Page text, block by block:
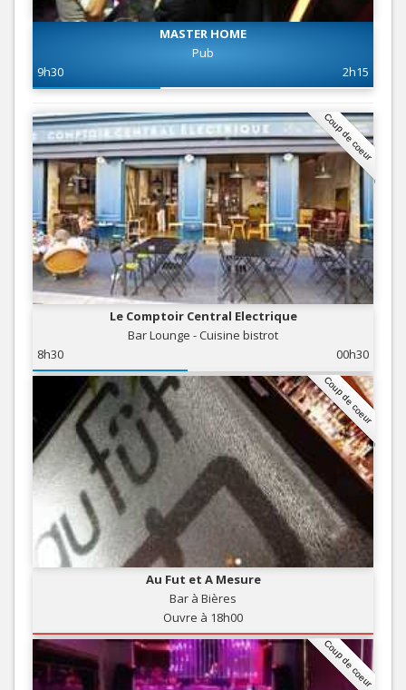
MASTER HOME
Pub
9h30
2h15
Coup de coeur
Le Comptoir Central Electrique
Bar Lounge - Cuisine bistrot
8h30
00h30
Coup de coeur
Au Fut et A Mesure
Bar à Bières
Ouvre à 18h00
Coup de coeur